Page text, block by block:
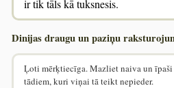
ir tik tāls kā tuksnesis.
Dinijas draugu un paziņu
Ļoti mērķtiecīga. Mazliet naiva un
tādiem, kuri viņai tā teikt nepieder.